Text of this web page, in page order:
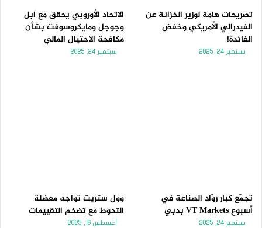
تصريحات هامة لوزير الخزانة عن
الفيدرالي الأمريكي وخفض
الفائدة!
سبتمبر 24, 2025
الاتحاد الأوروبي يحقق مع آبل
وجوجل ومايكروسوفت بشأن
مكافحة الاحتيال المالي
سبتمبر 24, 2025
تجمّع كبار روّاد الصناعة في
أسبوع VT Markets بدبي
سبتمبر 24, 2025
وول ستريت تواجه معضلة
التحوط مع تضخم التقييمات
أغسطس 16, 2025